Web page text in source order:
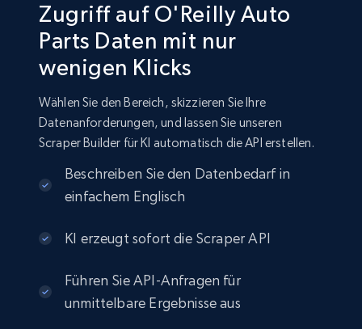
Zugriff auf O'Reilly Auto
Parts Daten mit nur
wenigen Klicks
Wählen Sie den Bereich, skizzieren Sie Ihre
Datenanforderungen, und lassen Sie unseren
Scraper Builder für KI automatisch die API erstellen.
Beschreiben Sie den Datenbedarf in
einfachem Englisch
KI erzeugt sofort die Scraper API
Führen Sie API-Anfragen für
unmittelbare Ergebnisse aus